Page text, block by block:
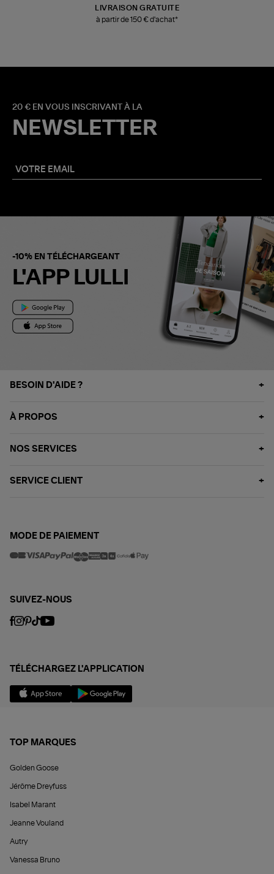
LIVRAISON GRATUITE
à partir de 150 € d'achat*
20 € EN VOUS INSCRIVANT À LA
NEWSLETTER
-10% EN TÉLÉCHARGEANT
L'APP LULLI
BESOIN D'AIDE ?
À PROPOS
NOS SERVICES
SERVICE CLIENT
MODE DE PAIEMENT
SUIVEZ-NOUS
TÉLÉCHARGEZ L'APPLICATION
TOP MARQUES
Golden Goose
Jérôme Dreyfuss
Isabel Marant
Jeanne Vouland
Autry
Vanessa Bruno